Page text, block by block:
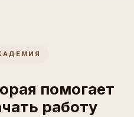
помогает
работу